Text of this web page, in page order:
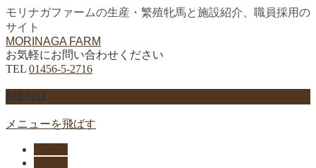
モリナガファームの生産・繁殖牝馬と施設紹介、職員採用の
サイト
MORINAGA FARM
お気軽にお問い合わせください
TEL 01456-5-2716
MENU
メニューを飛ばす